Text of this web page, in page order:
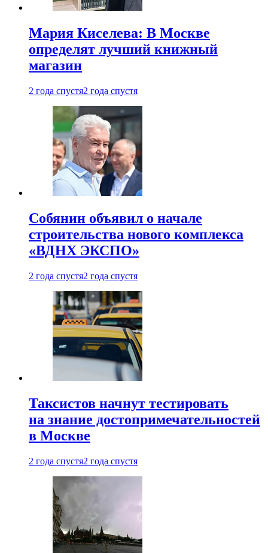
Мария Киселева: В Москве
определят лучший книжный
магазин
2 года спустя2 года спустя
Собянин объявил о начале
строительства нового комплекса
«ВДНХ ЭКСПО»
2 года спустя2 года спустя
Таксистов начнут тестировать
на знание достопримечательностей
в Москве
2 года спустя2 года спустя